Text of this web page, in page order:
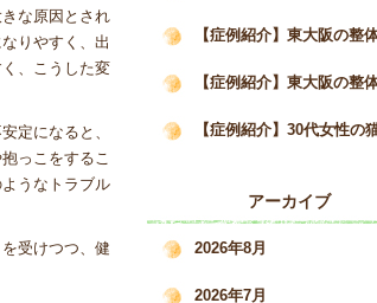
な原因とされ
りやすく、出
、こうした変
定になると、
っこをするこ
うなトラブル
受けつつ、健
アーカイブ
2026年8月
2026年7月